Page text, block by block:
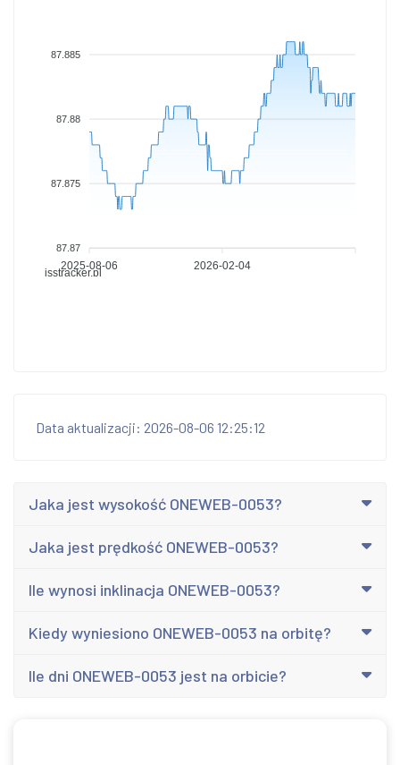
isstracker.pl
87.885
87.88
87.875
87.87
2025-08-06 2026-02-04
Data aktualizacji: 2026-08-06 12:25:12
Jaka jest wysokość ONEWEB-0053?
Jaka jest prędkość ONEWEB-0053?
Ile wynosi inklinacja ONEWEB-0053?
Kiedy wyniesiono ONEWEB-0053 na orbitę?
Ile dni ONEWEB-0053 jest na orbicie?